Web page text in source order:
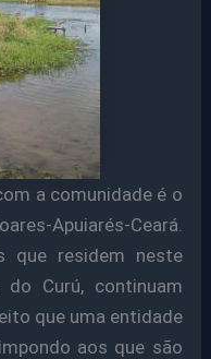
a comunidade é o
Apuiarés-Ceará.
que residem neste
Curú, continuam
que uma entidade
aos que são